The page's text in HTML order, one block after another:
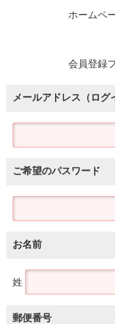
ホームペ
会員登録
メールアドレス（ログ
ご希望のパスワード
お名前
姓
郵便番号